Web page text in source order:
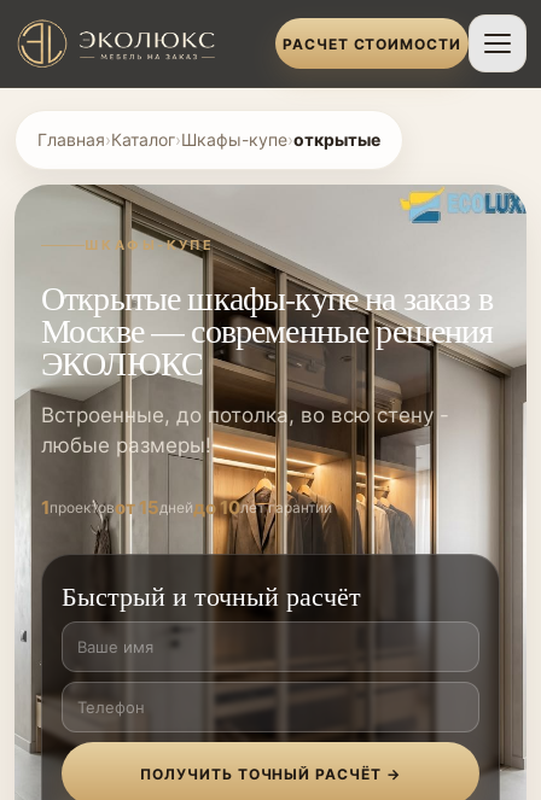
РАСЧЕТ СТОИМОСТИ
Главная›Каталог›Шкафы-купе›открытые
ШКАФЫ-КУПЕ
Открытые шкафы-купе на заказ в
Москве — современные решения
ЭКОЛЮКС
Встроенные, до потолка, во всю стену -
любые размеры!
1проектовот 15днейдо 10лет гарантии
Быстрый и точный расчёт
ПОЛУЧИТЬ ТОЧНЫЙ РАСЧЁТ →